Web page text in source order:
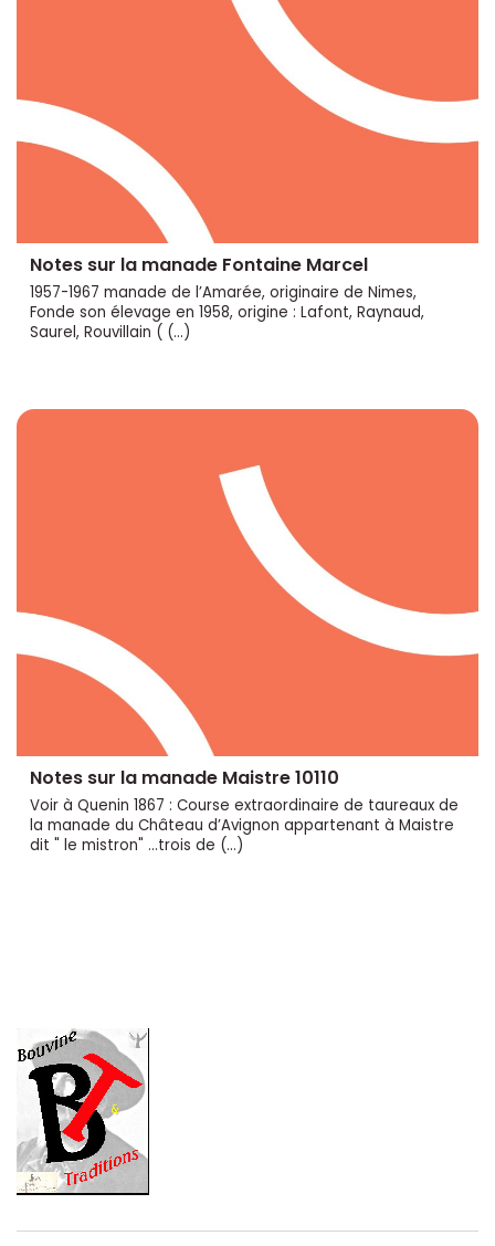
Notes sur la manade Fontaine Marcel
1957-1967 manade de l’Amarée, originaire de Nimes,
Fonde son élevage en 1958, origine : Lafont, Raynaud,
Saurel, Rouvillain ( (…)
Notes sur la manade Maistre 10110
Voir à Quenin 1867 : Course extraordinaire de taureaux de
la manade du Château d’Avignon appartenant à Maistre
dit " le mistron" ...trois de (…)